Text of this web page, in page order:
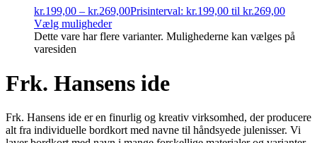
kr.199,00 – kr.269,00Prisinterval: kr.199,00 til kr.269,00
Vælg muligheder
Dette vare har flere varianter. Mulighederne kan vælges på
varesiden
Frk. Hansens ide
Frk. Hansens ide er en finurlig og kreativ virksomhed, der producere
alt fra individuelle bordkort med navne til håndsyede julenisser. Vi